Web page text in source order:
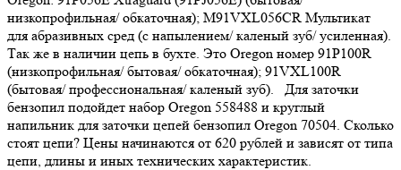
низкопрофильная/ обкаточная); M91VXL056CR Мультикат
для абразивных сред (с напылением/ каленый зуб/ усиленная).
Так же в наличии цепь в бухте. Это Oregon номер 91P100R
(низкопрофильная/ бытовая/ обкаточная); 91VXL100R
(бытовая/ профессиональная/ каленый зуб). Для заточки
бензопил подойдет набор Oregon 558488 и круглый
напильник для заточки цепей бензопил Oregon 70504. Сколько
стоят цепи? Цены начинаются от 620 рублей и зависят от типа
цепи, длины и иных технических характеристик.